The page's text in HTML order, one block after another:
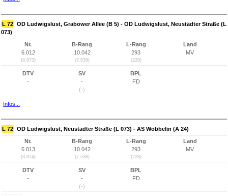
L 72 OD Ludwigslust, Grabower Allee (B 5) - OD Ludwigslust, Neustädter Straße (L
073)
Nr.
6.012
(8.873)
B-Rang
10.042
(7.638)
L-Rang
293
(228)
Land
MV
DTV
-
SV
-
(-)
BPL
FD
Infos...
L 72 OD Ludwigslust, Neustädter Straße (L 073) - AS Wöbbelin (A 24)
Nr.
6.013
(8.874)
B-Rang
10.042
(7.638)
L-Rang
293
(228)
Land
MV
DTV
-
SV
-
(-)
BPL
FD